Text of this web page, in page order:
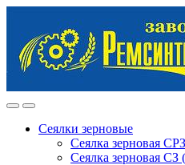
navigation
content
Сеялки зерновые
Сеялка зерновая
Сеялка зерновая